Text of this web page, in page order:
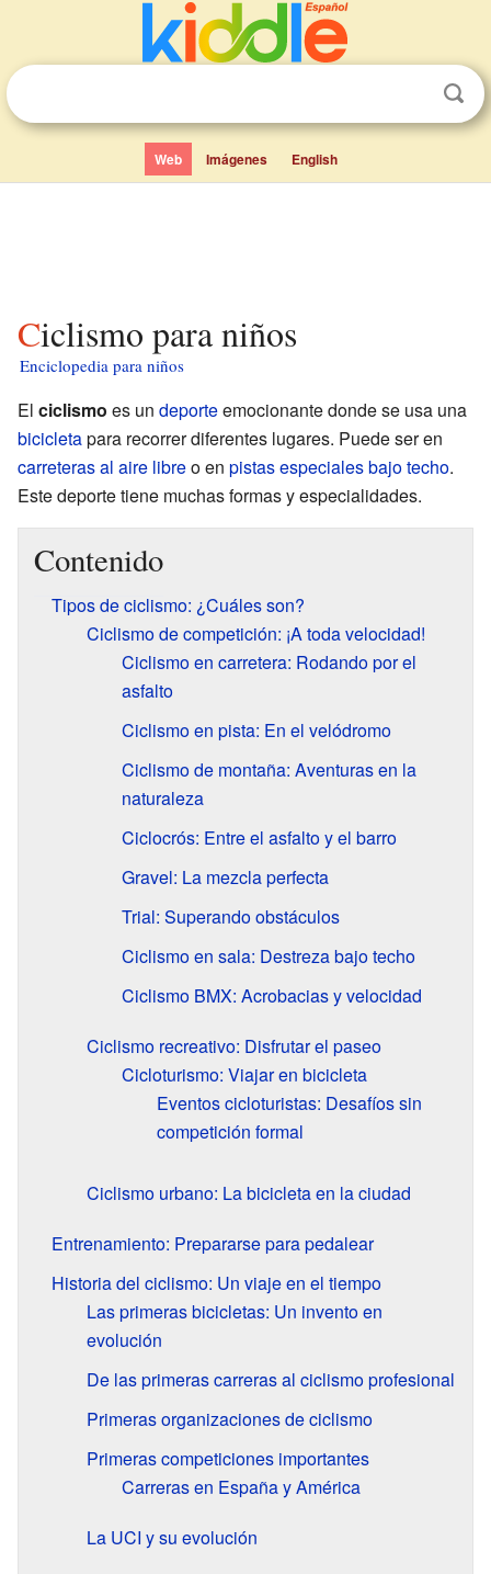
Web Imágenes English
Ciclismo para niños
Enciclopedia para niños
El ciclismo es un deporteemocionante donde se usa una
bicicletapara recorrer diferentes lugares. Puede ser en
carreteras al aire libreo en pistas especiales bajo techo.
Este deporte tiene muchas formas y especialidades.
Contenido
Tipos de ciclismo: ¿Cuáles son?
Ciclismo de competición: ¡A toda velocidad!
Ciclismo en carretera: Rodando por el
asfalto
Ciclismo en pista: En el velódromo
Ciclismo de montaña: Aventuras en la
naturaleza
Ciclocrós: Entre el asfalto y el barro
Gravel: La mezcla perfecta
Trial: Superando obstáculos
Ciclismo en sala: Destreza bajo techo
Ciclismo BMX: Acrobacias y velocidad
Ciclismo recreativo: Disfrutar el paseo
Cicloturismo: Viajar en bicicleta
Eventos cicloturistas: Desafíos sin
competición formal
Ciclismo urbano: La bicicleta en la ciudad
Entrenamiento: Prepararse para pedalear
Historia del ciclismo: Un viaje en el tiempo
Las primeras bicicletas: Un invento en
evolución
De las primeras carreras al ciclismo profesional
Primeras organizaciones de ciclismo
Primeras competiciones importantes
Carreras en España y América
La UCI y su evolución